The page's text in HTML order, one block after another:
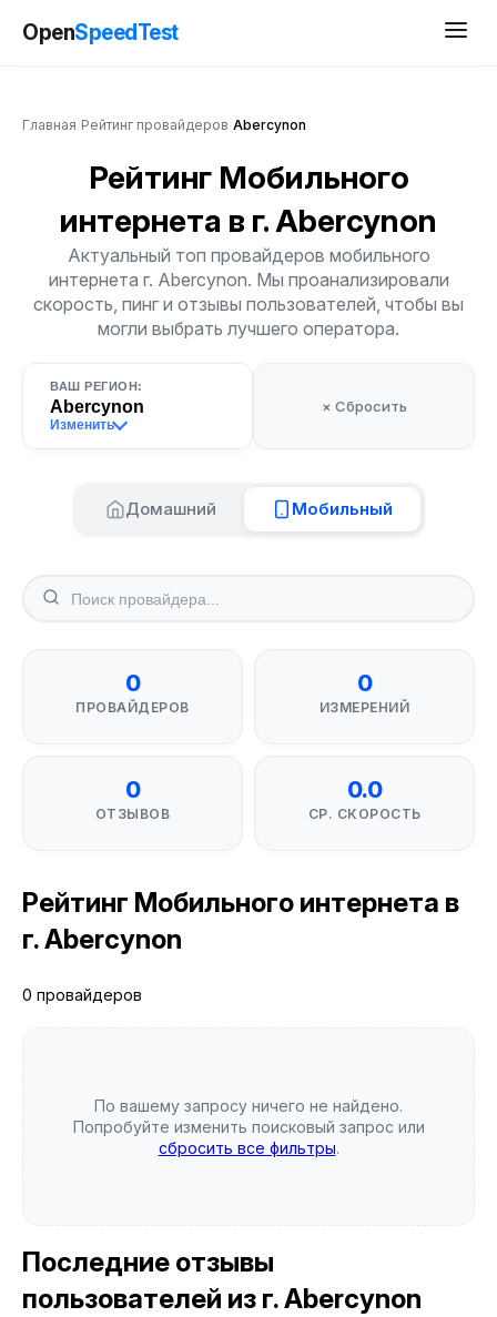
OpenSpeedTest
Главная Рейтинг провайдеров Abercynon
Рейтинг Мобильного
интернета в г. Abercynon
Актуальный топ провайдеров мобильного
интернета г. Abercynon. Мы проанализировали
скорость, пинг и отзывы пользователей, чтобы вы
могли выбрать лучшего оператора.
ВАШ РЕГИОН:
Abercynon
Изменить
× Сбросить
Домашний Мобильный
0
ПРОВАЙДЕРОВ
0
ИЗМЕРЕНИЙ
0
ОТЗЫВОВ
0.0
СР. СКОРОСТЬ
Рейтинг Мобильного интернета в
г. Abercynon
0 провайдеров
По вашему запросу ничего не найдено.
Попробуйте изменить поисковый запрос или
сбросить все фильтры.
Последние отзывы
пользователей из г. Abercynon